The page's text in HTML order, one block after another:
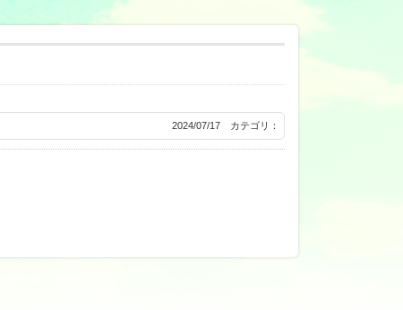
2024/07/17 カテゴリ：